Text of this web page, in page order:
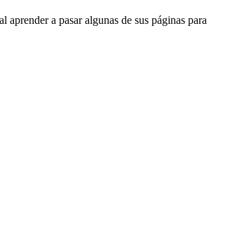
a pasar algunas de sus páginas para